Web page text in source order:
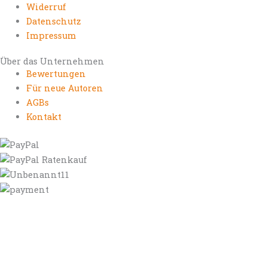
Widerruf
Datenschutz
Impressum
Über das Unternehmen
Bewertungen
Für neue Autoren
AGBs
Kontakt